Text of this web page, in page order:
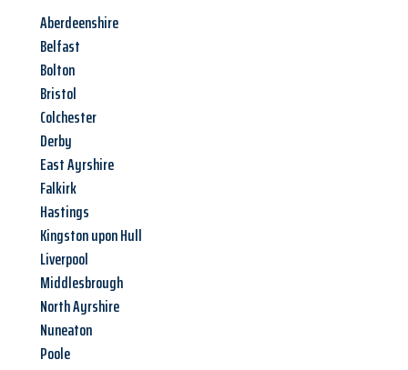
Aberdeenshire
Belfast
Bolton
Bristol
Colchester
Derby
East Ayrshire
Falkirk
Hastings
Kingston upon Hull
Liverpool
Middlesbrough
North Ayrshire
Nuneaton
Poole